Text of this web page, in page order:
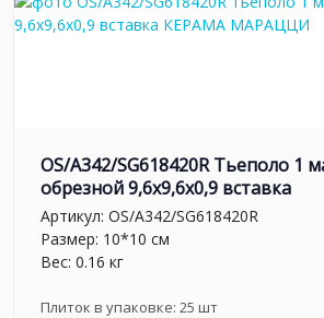
OS/A342/SG618420R Тьеполо 1
обрезной 9,6x9,6x0,9 вставка
Артикул: OS/A342/SG618420R
Размер: 10*10 см
Вес: 0.16 кг
Плиток в упаковке: 25 шт